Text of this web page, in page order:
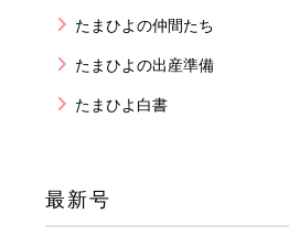
たまひよの仲間たち
たまひよの出産準備
たまひよ白書
最新号